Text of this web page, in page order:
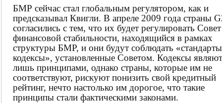
БМР сейчас стал глобальным регулятором, как и
предсказывал Квигли. В апреле 2009 года страны
согласились с тем, что их будет регулировать
финансовой стабильности, находящийся в рамках
структуры БМР, и они будут соблюдать
кодексы», установленные Советом. Кодексы
лишь принципами, однако страны, которые им не
соответствуют, рискуют понизить свой кредитный
рейтинг, нечто настолько им дорогое, что такие
принципы стали фактическими законами.